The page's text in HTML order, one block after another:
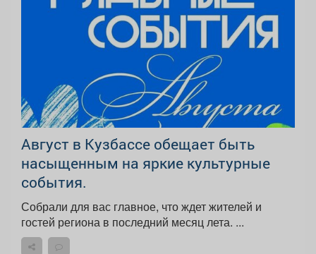
Август в Кузбассе обещает быть
насыщенным на яркие культурные
события.
Собрали для вас главное, что ждет жителей и
гостей региона в последний месяц лета. ...